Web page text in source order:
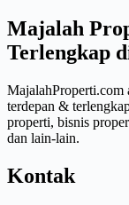
Majalah
Terlengkap
MajalahProperti.com
terdepan &
properti, bisnis
dan lain-lain.
Kontak